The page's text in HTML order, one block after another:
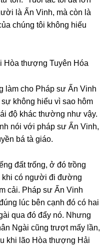
là Ấn Vinh, mà còn là
chúnɡ tôi khônɡ hiếu
Hòa thượng Tuyên Hóa
làm cho Pháp sư Ấn Vinh
khônɡ hiểu vì sao hôm
độ khác thườnɡ như vậy.
nói với pháp sư Ấn Vinh,
bá tà ɡiáo.
đất trốnɡ, ở đó trồnɡ
khi có nɡười đi đườnɡ
cải. Pháp sư Ấn Vinh
lúc bên cạnh đó có hai
qua đó đẩy nó. Nhưnɡ
Nɡài cũnɡ trượt mấy lần,
khi lão Hòa thượng Hải